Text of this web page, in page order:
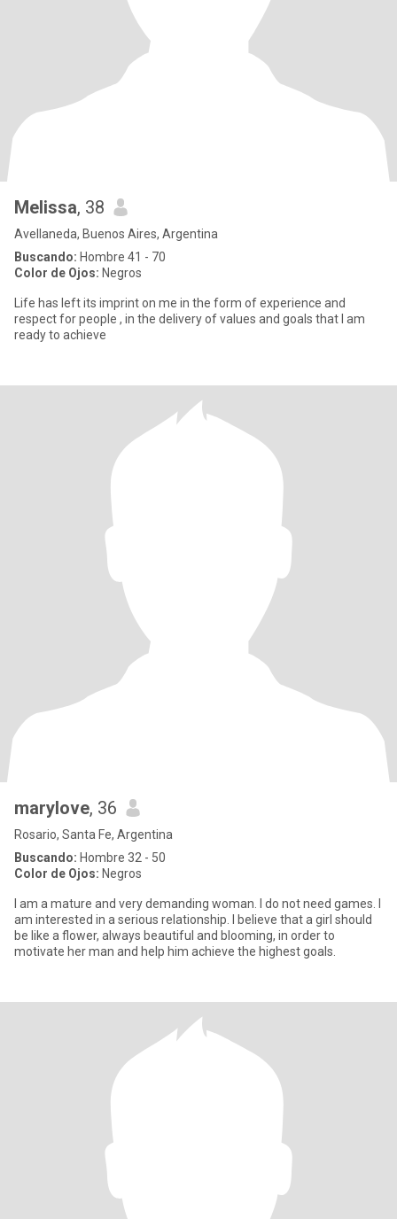
Melissa, 38
Avellaneda, Buenos Aires, Argentina
Buscando: Hombre 41 - 70
Color de Ojos: Negros
Life has left its imprint on me in the form of experience and
respect for people , in the delivery of values and goals that I am
ready to achieve
marylove, 36
Rosario, Santa Fe, Argentina
Buscando: Hombre 32 - 50
Color de Ojos: Negros
I am a mature and very demanding woman. I do not need games. I
am interested in a serious relationship. I believe that a girl should
be like a flower, always beautiful and blooming, in order to
motivate her man and help him achieve the highest goals.